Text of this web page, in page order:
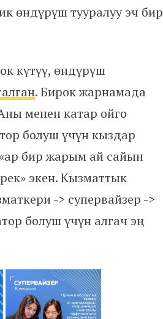
өндүрүш тууралуу эч бир
күтүү, өндүрүш
. Бирок жарнамада
менен катар ойго
болуш үчүн кыздар
бир жарым ай сайын
экен. Кызматтык
-> супервайзер ->
болуш үчүн алгач эң